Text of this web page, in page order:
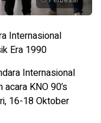
Internasional
Era 1990
Internasional
KNO 90’s
16-18 Oktober